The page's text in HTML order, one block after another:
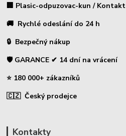
🏢 Plasic-odpuzovac-kun / Kontakt
🚚 Rychlé odeslání do 24 h
🔒 Bezpečný nákup
🛡️ GARANCE ✔ 14 dní na vrácení
⭐ 180 000+ zákazníků
🇨🇿 Český prodejce
Kontakty